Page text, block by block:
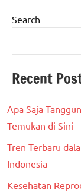
Search
Recent
Apa Saja
Temukan di Sini
Tren Terbaru
Indonesia
Kesehatan